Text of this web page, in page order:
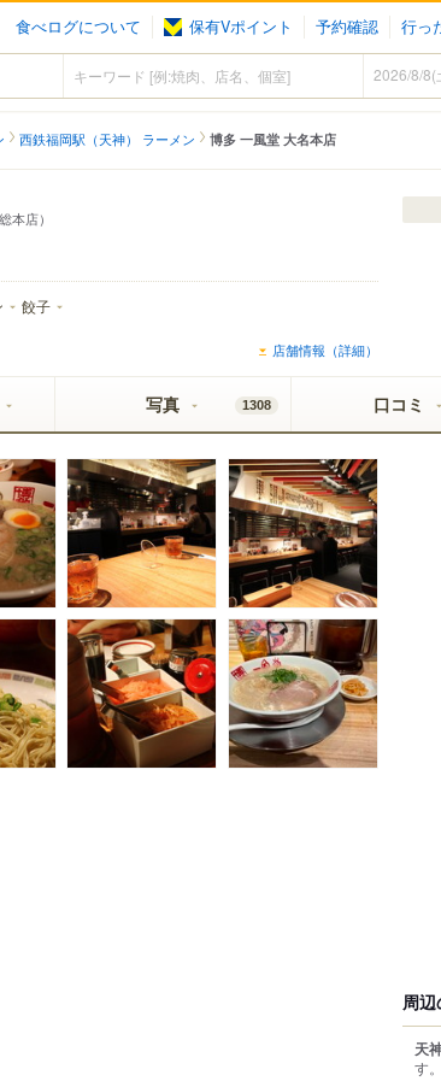
食べログについて 保有Vポイント 予約確認 行っ
西鉄福岡駅（天神） ラーメン 博多 一風堂 大名本店
本店）
餃子
店舗情報（詳細）
写真 1308 口コミ
周
天
す。